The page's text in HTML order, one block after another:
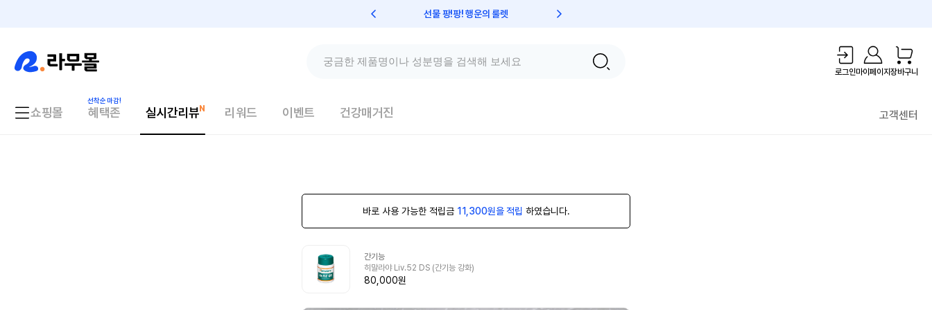
선물 팡!팡! 행운의 룰렛
로그인마이페이지장바구니
쇼핑몰 혜택존 실시간리뷰 리워드 이벤트 건강매거진 고객센터
바로 사용 가능한 적립금 11,300원을 적립 하였습니다.
간기능
히말라야 Liv.52 DS (간기능 강화)
80,000원